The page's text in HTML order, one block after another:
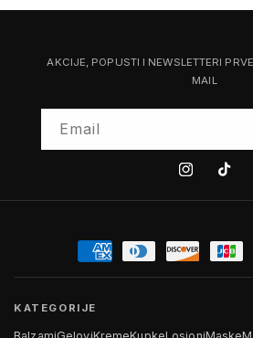
AKCIJE, POPUSTI I NEWSLETTERI
MAIL
Email
InstagramTiktok
KATEGORIJE
BalzamiGeloviKremeKupkeLosioniMaske